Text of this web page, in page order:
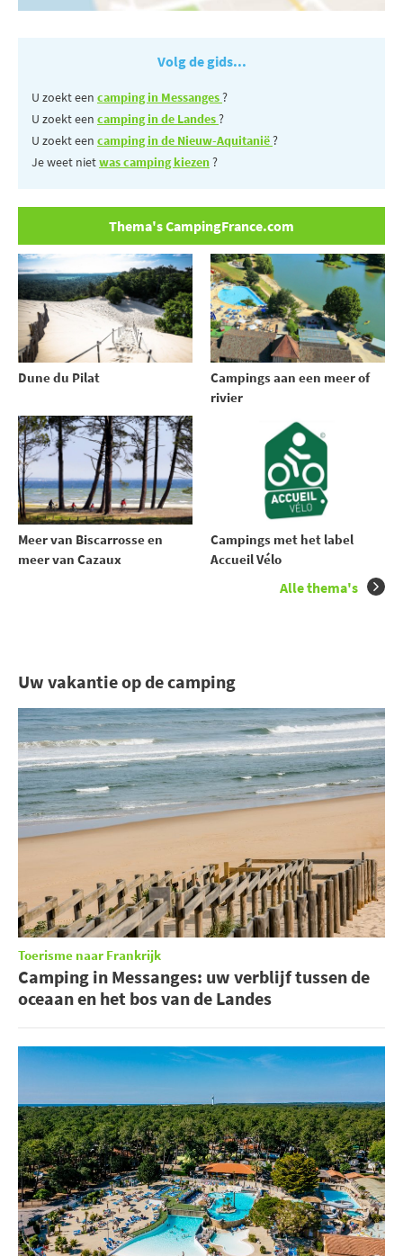
Volg de gids...
U zoekt een camping in Messanges?
U zoekt een camping in de Landes?
U zoekt een camping in de Nieuw-Aquitanië?
Je weet nietwas camping kiezen?
Thema's CampingFrance.com
Dune du Pilat
Campings aan een meer of
rivier
Meer van Biscarrosse en
meer van Cazaux
Campings met het label
Accueil Vélo
Alle thema's
Uw vakantie op de camping
Toerisme naar Frankrijk
Camping in Messanges: uw verblijf tussen de
oceaan en het bos van de Landes